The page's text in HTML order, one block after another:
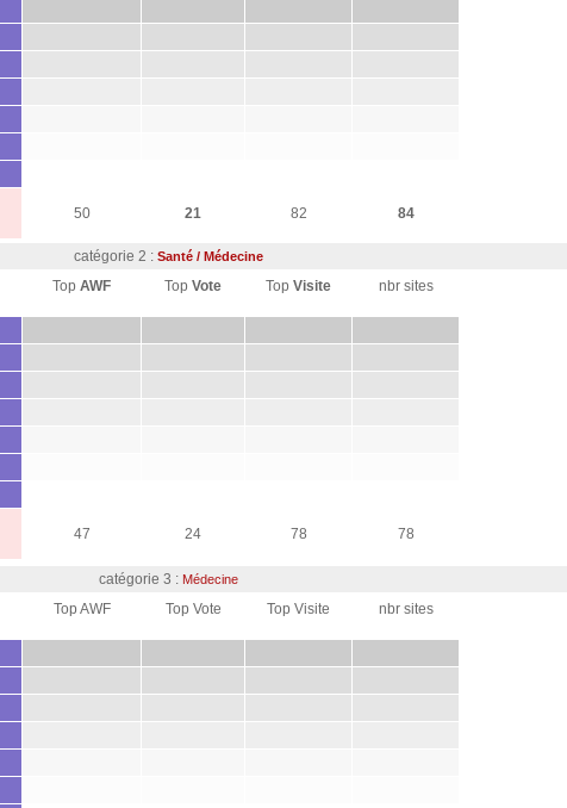
50 21 82 84
catégorie 2 : Santé / Médecine
Top AWF Top Vote Top Visite nbr sites
47 24 78 78
catégorie 3 : Médecine
Top AWF Top Vote Top Visite nbr sites